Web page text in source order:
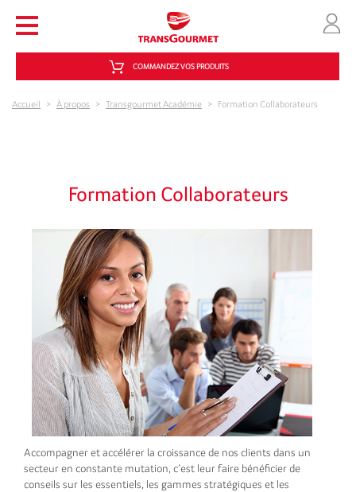
COMMANDEZ VOS PRODUITS
Accueil > À propos > Transgourmet Académie > Formation Collaborateurs
Formation Collaborateurs
Accompagner et accélérer la croissance de nos clients dans un
secteur en constante mutation, c’est leur faire bénéficier de
conseils sur les essentiels, les gammes stratégiques et les